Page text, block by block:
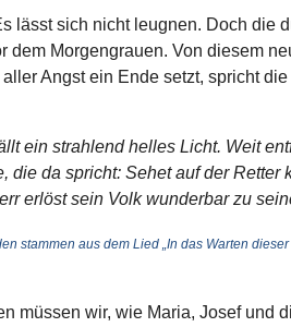
lässt sich nicht leugnen. Doch die
dem Morgengrauen. Von diesem
Angst ein Ende setzt, spricht die
ein strahlend helles Licht. Weit
die da spricht: Sehet auf der Retter
erlöst sein Volk wunderbar zu
stammen aus dem Lied „In das Warten
müssen wir, wie Maria, Josef und